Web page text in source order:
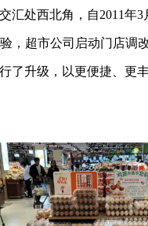
汇处西北角，自2011年3
，超市公司启动门店调改
了升级，以更便捷、更